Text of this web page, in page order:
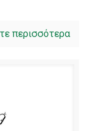
περισσότερα